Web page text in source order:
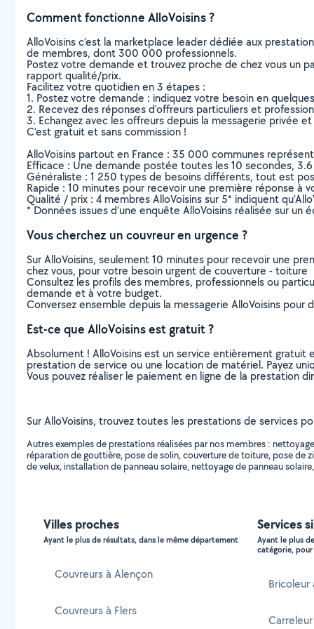
Comment fonctionne AlloVoisins ?
AlloVoisins c’est la marketplace leader dédiée aux
de membres, dont 300 000 professionnels.
Postez votre demande et trouvez proche de chez vous un
rapport qualité/prix.
Facilitez votre quotidien en 3 étapes :
1. Postez votre demande : indiquez votre besoin en
2. Recevez des réponses d’offreurs particuliers et
3. Echangez avec les offreurs depuis la messagerie privée
C’est gratuit et sans commission !
AlloVoisins partout en France : 35 000 communes
Efficace : Une demande postée toutes les 10 secondes,
Généraliste : 1 250 types de besoins différents, tout est
Rapide : 10 minutes pour recevoir une première réponse à
Qualité / prix : 4 membres AlloVoisins sur 5* indiquent
* Données issues d’une enquête AlloVoisins réalisée sur
Vous cherchez un couvreur en urgence ?
Sur AlloVoisins, seulement 10 minutes pour recevoir une
chez vous, pour votre besoin urgent de couverture - toiture
Consultez les profils des membres, professionnels ou
demande et à votre budget.
Conversez ensemble depuis la messagerie AlloVoisins
Est-ce que AlloVoisins est gratuit ?
Absolument ! AlloVoisins est un service entièrement
prestation de service ou une location de matériel. Payez
Vous pouvez réaliser le paiement en ligne de la prestation
Sur AlloVoisins, trouvez toutes les prestations de services
Autres exemples de prestations réalisées par nos membres :
réparation de gouttière, pose de solin, couverture de toiture, pose
de velux, installation de panneau solaire, nettoyage de panneau
Villes proches
Ayant le plus de résultats, dans le même département
Couvreurs à Alençon
Couvreurs à Flers
Services
Ayant le plus
catégorie,
Bricoleur